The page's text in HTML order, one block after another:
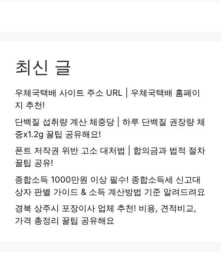
최신 글
우체국택배 사이트 주소 URL | 우체국택배 홈페이
지 추천!
단백질 섭취량 계산 체중당 | 하루 단백질 권장량 체
중x1.2g 꿀팁 공유해요!
폰트 저작권 위반 고소 대처법 | 합의금과 법적 절차
꿀팁 공유!
종합소득 1000만원 이상 필수! 종합소득세 신고대
상자 판별 가이드 & 소득 계산방법 기준 알려드려요
경북 상주시 포장이사 업체 추천! 비용, 견적비교,
가격 총정리 꿀팁 공유해요